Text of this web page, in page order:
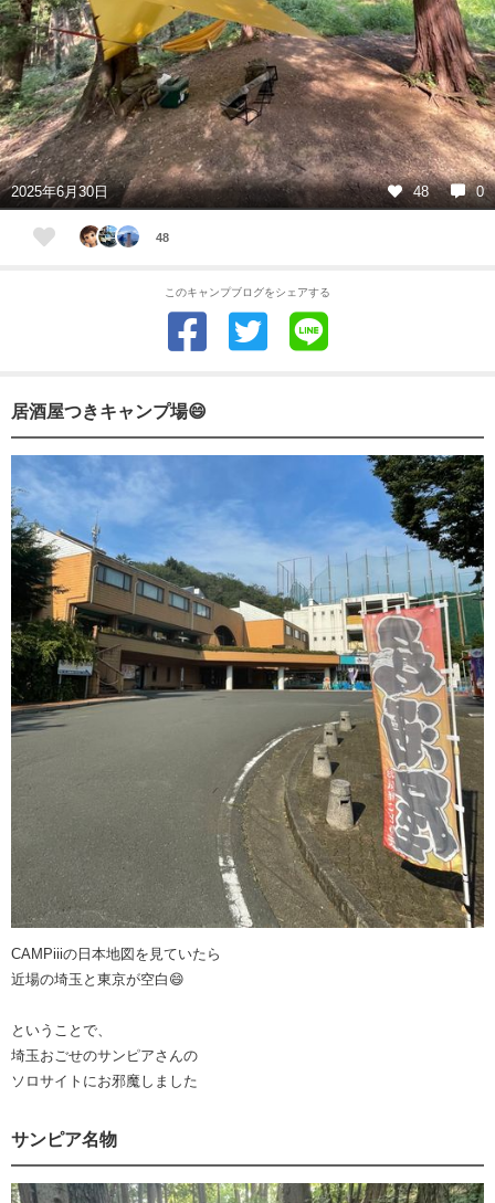
2025年6月30日 48 0
48
このキャンプブログをシェアする
居酒屋つきキャンプ場😄
CAMPiiiの日本地図を見ていたら
近場の埼玉と東京が空白😄
ということで、
埼玉おごせのサンピアさんの
ソロサイトにお邪魔しました
サンピア名物